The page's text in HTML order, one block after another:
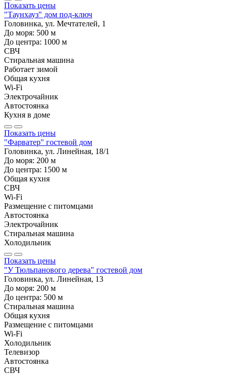
Показать цены
"Таунхауз" дом под-ключ
Головинка, ул. Мечтателей, 1
До моря: 500 м
До центра: 1000 м
СВЧ
Стиральная машина
Работает зимой
Общая кухня
Wi-Fi
Электрочайник
Автостоянка
Кухня в доме
Показать цены
"Фарватер" гостевой дом
Головинка, ул. Линейная, 18/1
До моря: 200 м
До центра: 1500 м
Общая кухня
СВЧ
Wi-Fi
Размещение с питомцами
Автостоянка
Электрочайник
Стиральная машина
Холодильник
Показать цены
"У Тюльпанового дерева" гостевой дом
Головинка, ул. Линейная, 13
До моря: 200 м
До центра: 500 м
Стиральная машина
Общая кухня
Размещение с питомцами
Wi-Fi
Холодильник
Телевизор
Автостоянка
СВЧ